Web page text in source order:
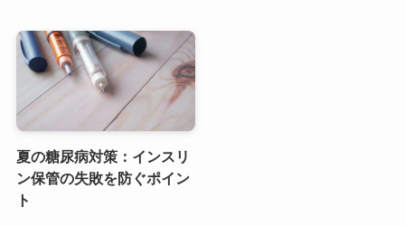
夏の糖尿病対策：インスリ
ン保管の失敗を防ぐポイン
ト